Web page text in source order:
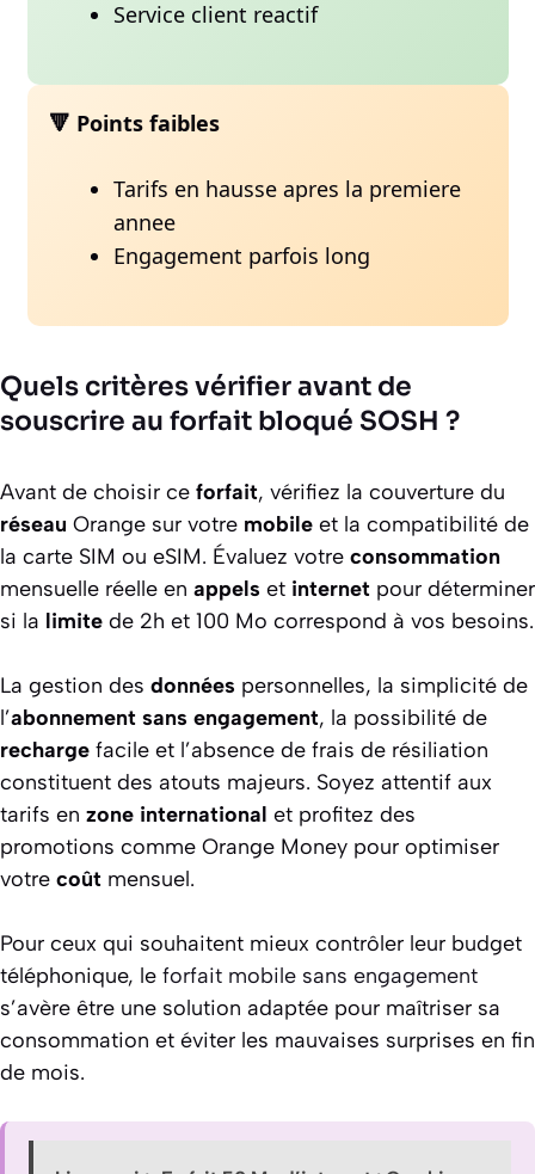
Service client reactif
🔻 Points faibles
Tarifs en hausse apres la premiere
annee
Engagement parfois long
Quels critères vérifier avant de
souscrire au forfait bloqué SOSH ?
Avant de choisir ce forfait, vérifiez la couverture du
réseau Orange sur votre mobile et la compatibilité de
la carte SIM ou eSIM. Évaluez votre consommation
mensuelle réelle en appels et internet pour déterminer
si la limite de 2h et 100 Mo correspond à vos besoins.
La gestion des données personnelles, la simplicité de
l’abonnement sans engagement, la possibilité de
recharge facile et l’absence de frais de résiliation
constituent des atouts majeurs. Soyez attentif aux
tarifs en zone international et profitez des
promotions comme Orange Money pour optimiser
votre coût mensuel.
Pour ceux qui souhaitent mieux contrôler leur budget
téléphonique, le forfait mobile sans engagement
s’avère être une solution adaptée pour maîtriser sa
consommation et éviter les mauvaises surprises en fin
de mois.